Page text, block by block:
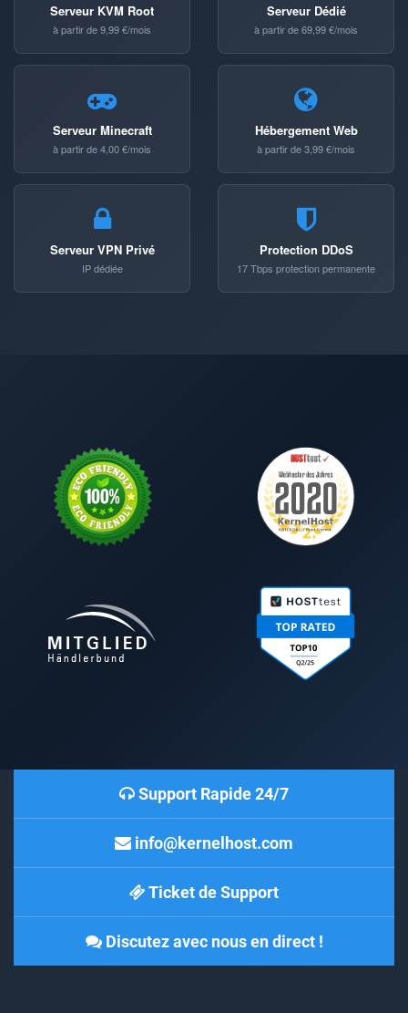
Serveur KVM Root
à partir de 9,99 €/mois
Serveur Dédié
à partir de 69,99 €/mois
Serveur Minecraft
à partir de 4,00 €/mois
Hébergement Web
à partir de 3,99 €/mois
Serveur VPN Privé
IP dédiée
Protection DDoS
17 Tbps protection permanente
Support Rapide 24/7
info@kernelhost.com
Ticket de Support
Discutez avec nous en direct !